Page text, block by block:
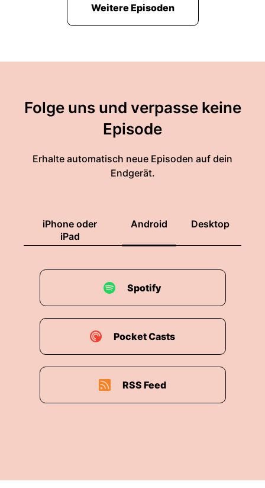
Weitere Episoden
Folge uns und verpasse keine
Episode
Erhalte automatisch neue Episoden auf dein
Endgerät.
iPhone oder
iPad
Android Desktop
Spotify
Pocket Casts
RSS Feed